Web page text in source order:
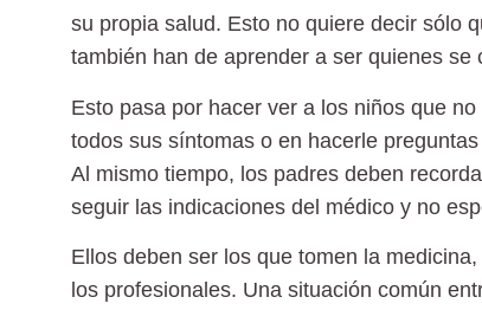
su propia salud. Esto no quiere decir sólo
también han de aprender a ser quienes se
Esto pasa por hacer ver a los niños que
todos sus síntomas o en hacerle
Al mismo tiempo, los padres deben
seguir las indicaciones del médico y no
Ellos deben ser los que tomen la
los profesionales. Una situación común